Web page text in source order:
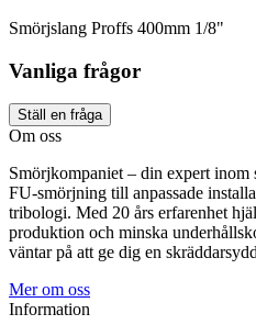
Smörjslang Proffs 400mm 1/8"
Vanliga frågor
Ställ en fråga
Om oss
Smörjkompaniet – din expert
FU-smörjning till anpassade
tribologi. Med 20 års erfarenhet
produktion och minska
väntar på att ge dig en
Mer om oss
Information